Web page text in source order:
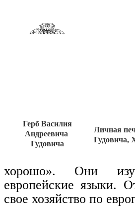
Герб Василия
Андреевича
Гудовича
Личная
Гудовича,
хорошо». Они
европейские языки.
свое хозяйство по